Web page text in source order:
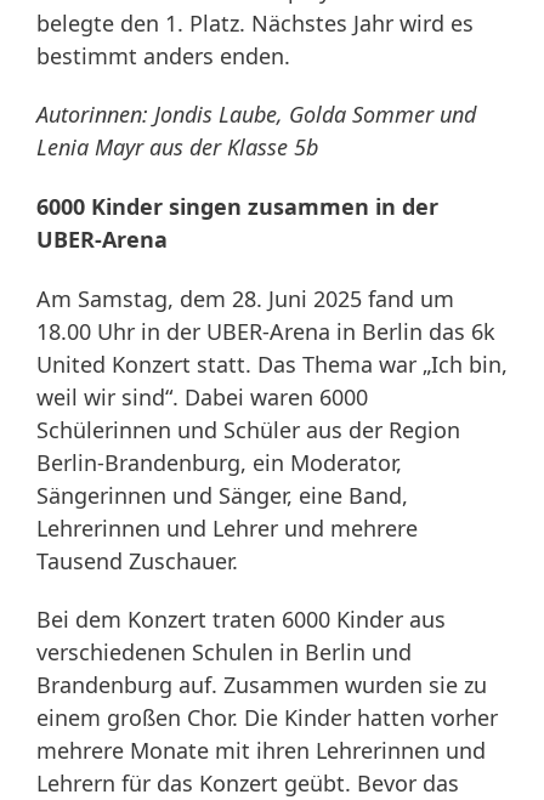
belegte den 1. Platz. Nächstes Jahr wird es
bestimmt anders enden.
Autorinnen: Jondis Laube, Golda Sommer und
Lenia Mayr aus der Klasse 5b
6000 Kinder singen zusammen in der
UBER-Arena
Am Samstag, dem 28. Juni 2025 fand um
18.00 Uhr in der UBER-Arena in Berlin das 6k
United Konzert statt. Das Thema war „Ich bin,
weil wir sind“. Dabei waren 6000
Schülerinnen und Schüler aus der Region
Berlin-Brandenburg, ein Moderator,
Sängerinnen und Sänger, eine Band,
Lehrerinnen und Lehrer und mehrere
Tausend Zuschauer.
Bei dem Konzert traten 6000 Kinder aus
verschiedenen Schulen in Berlin und
Brandenburg auf. Zusammen wurden sie zu
einem großen Chor. Die Kinder hatten vorher
mehrere Monate mit ihren Lehrerinnen und
Lehrern für das Konzert geübt. Bevor das